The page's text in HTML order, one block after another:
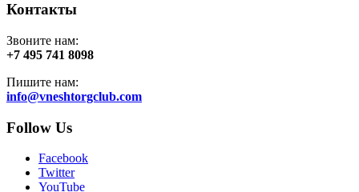
Контакты
Звоните нам:
+7 495 741 8098
Пишите нам:
info@vneshtorgclub.com
Follow Us
Facebook
Twitter
YouTube